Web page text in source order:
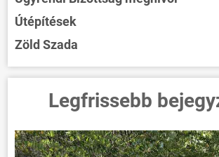
Útépítések
Zöld Szada
Legfrissebb